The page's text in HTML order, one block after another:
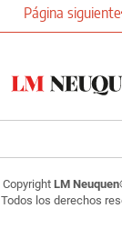
Página siguiente
Copyright LM Neuquen
Todos los derechos